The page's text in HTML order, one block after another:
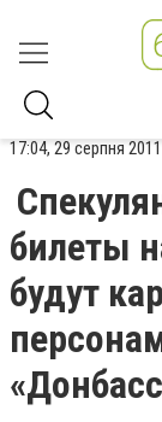
17:04, 29 серпня
билеты
будут